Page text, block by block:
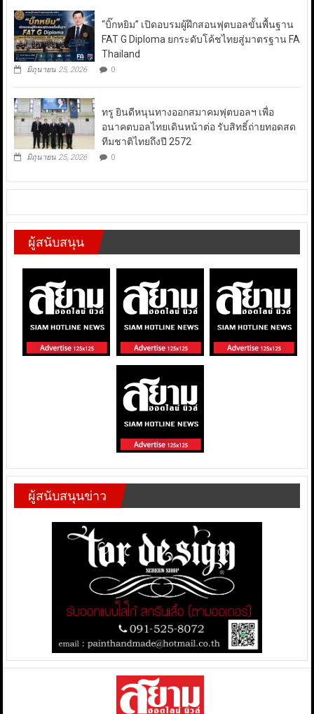
“บิ๊กหยิม” เปิดอบรมผู้ฝึกสอนฟุตบอลขั้นพื้นฐาน
FAT G Diploma ยกระดับโค้ชไทยสู่มาตรฐาน FA
Thailand
มิถุนายน 25, 2026 0
ทรู ยินดีหนุนทางออกสมาคมฟุตบอลฯ เพื่อ
อนาคตบอลไทยเดินหน้าต่อ รับสิทธิ์ถ่ายทอดสด
ทีมชาติไทยถึงปี 2572
มิถุนายน 25, 2026 0
ผู้สนับสนุน
ผู้สนับสนุนข่าว